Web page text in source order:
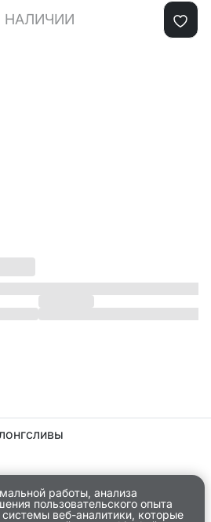
НАЛИЧИИ
работы, анализа
пользовательского опыта
системы веб-аналитики, которые